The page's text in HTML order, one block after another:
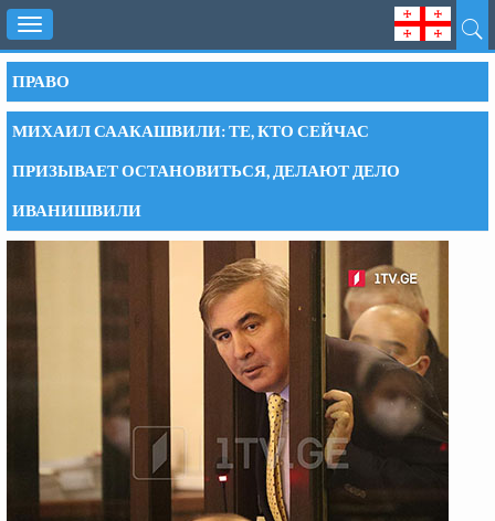
Toggle
navigation
ПРАВО
МИХАИЛ СААКАШВИЛИ: ТЕ, КТО СЕЙЧАС
ПРИЗЫВАЕТ ОСТАНОВИТЬСЯ, ДЕЛАЮТ ДЕЛО
ИВАНИШВИЛИ